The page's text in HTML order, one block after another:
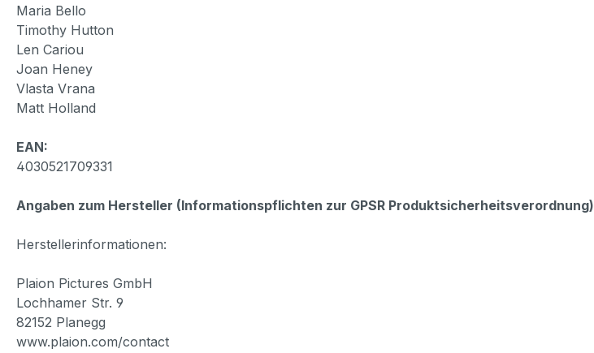
Maria Bello
Timothy Hutton
Len Cariou
Joan Heney
Vlasta Vrana
Matt Holland
EAN:
4030521709331
Angaben zum Hersteller (Informationspflichten zur GPSR Produktsicherheitsverordnung)
Herstellerinformationen:
Plaion Pictures GmbH
Lochhamer Str. 9
82152 Planegg
www.plaion.com/contact